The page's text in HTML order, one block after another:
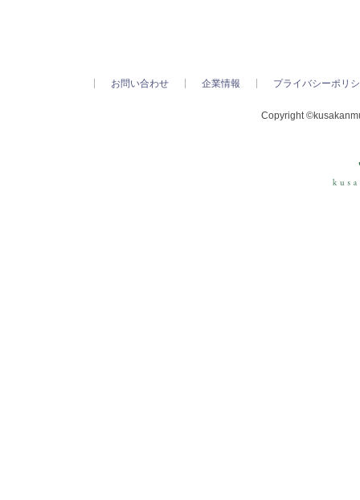
お問い合わせ 企業情報 プライバシーポリ
Copyright